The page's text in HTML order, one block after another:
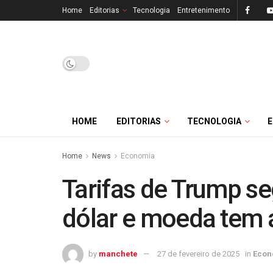
Home Editorias Tecnologia Entretenimento
HOME EDITORIAS TECNOLOGIA
Home News Economia
Tarifas de Trump
dólar e moeda tem
by manchete 27 de fevereiro de 2025 in